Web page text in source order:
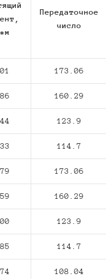
Передаточное
число
173.06
160.29
123.9
114.7
173.06
160.29
123.9
114.7
108.04